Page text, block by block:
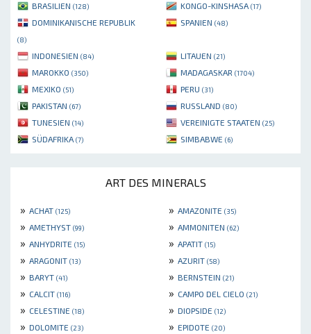
BRASILIEN (128) KONGO-KINSHASA (17)
DOMINIKANISCHE REPUBLIK
(8)
SPANIEN (48)
INDONESIEN (84) LITAUEN (21)
MAROKKO (350) MADAGASKAR (1704)
MEXIKO (51) PERU (31)
PAKISTAN (67) RUSSLAND (80)
TUNESIEN (14) VEREINIGTE STAATEN (25)
SÜDAFRIKA (7) SIMBABWE (6)
ART DES MINERALS
» ACHAT (125) » AMAZONITE (35)
» AMETHYST (99) » AMMONITEN (62)
» ANHYDRITE (15) » APATIT (15)
» ARAGONIT (13) » AZURIT (58)
» BARYT (41) » BERNSTEIN (21)
» CALCIT (116) » CAMPO DEL CIELO (21)
» CELESTINE (18) » DIOPSIDE (12)
» DOLOMITE (23) » EPIDOTE (20)